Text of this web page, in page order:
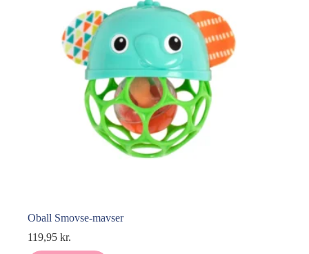
Oball Smovse-mavser
119,95 kr.